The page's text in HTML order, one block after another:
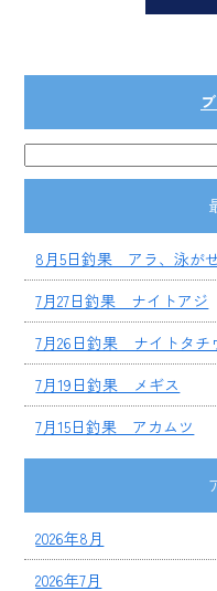
8月5日釣果 アラ、泳が
7月27日釣果 ナイトアジ
7月26日釣果 ナイトタチ
7月19日釣果 メギス
7月15日釣果 アカムツ
2026年8月
2026年7月